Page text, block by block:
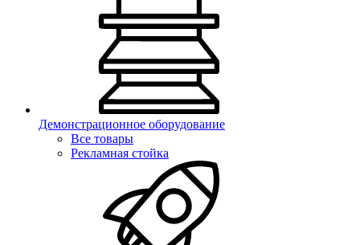
Демонстрационное оборудование
Все товары
Рекламная стойка